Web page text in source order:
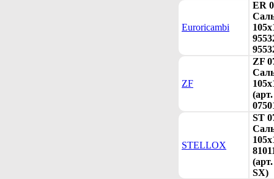
Euroricambi
ER
ZF
ZF
(арт.
STELLOX
ST
SX)